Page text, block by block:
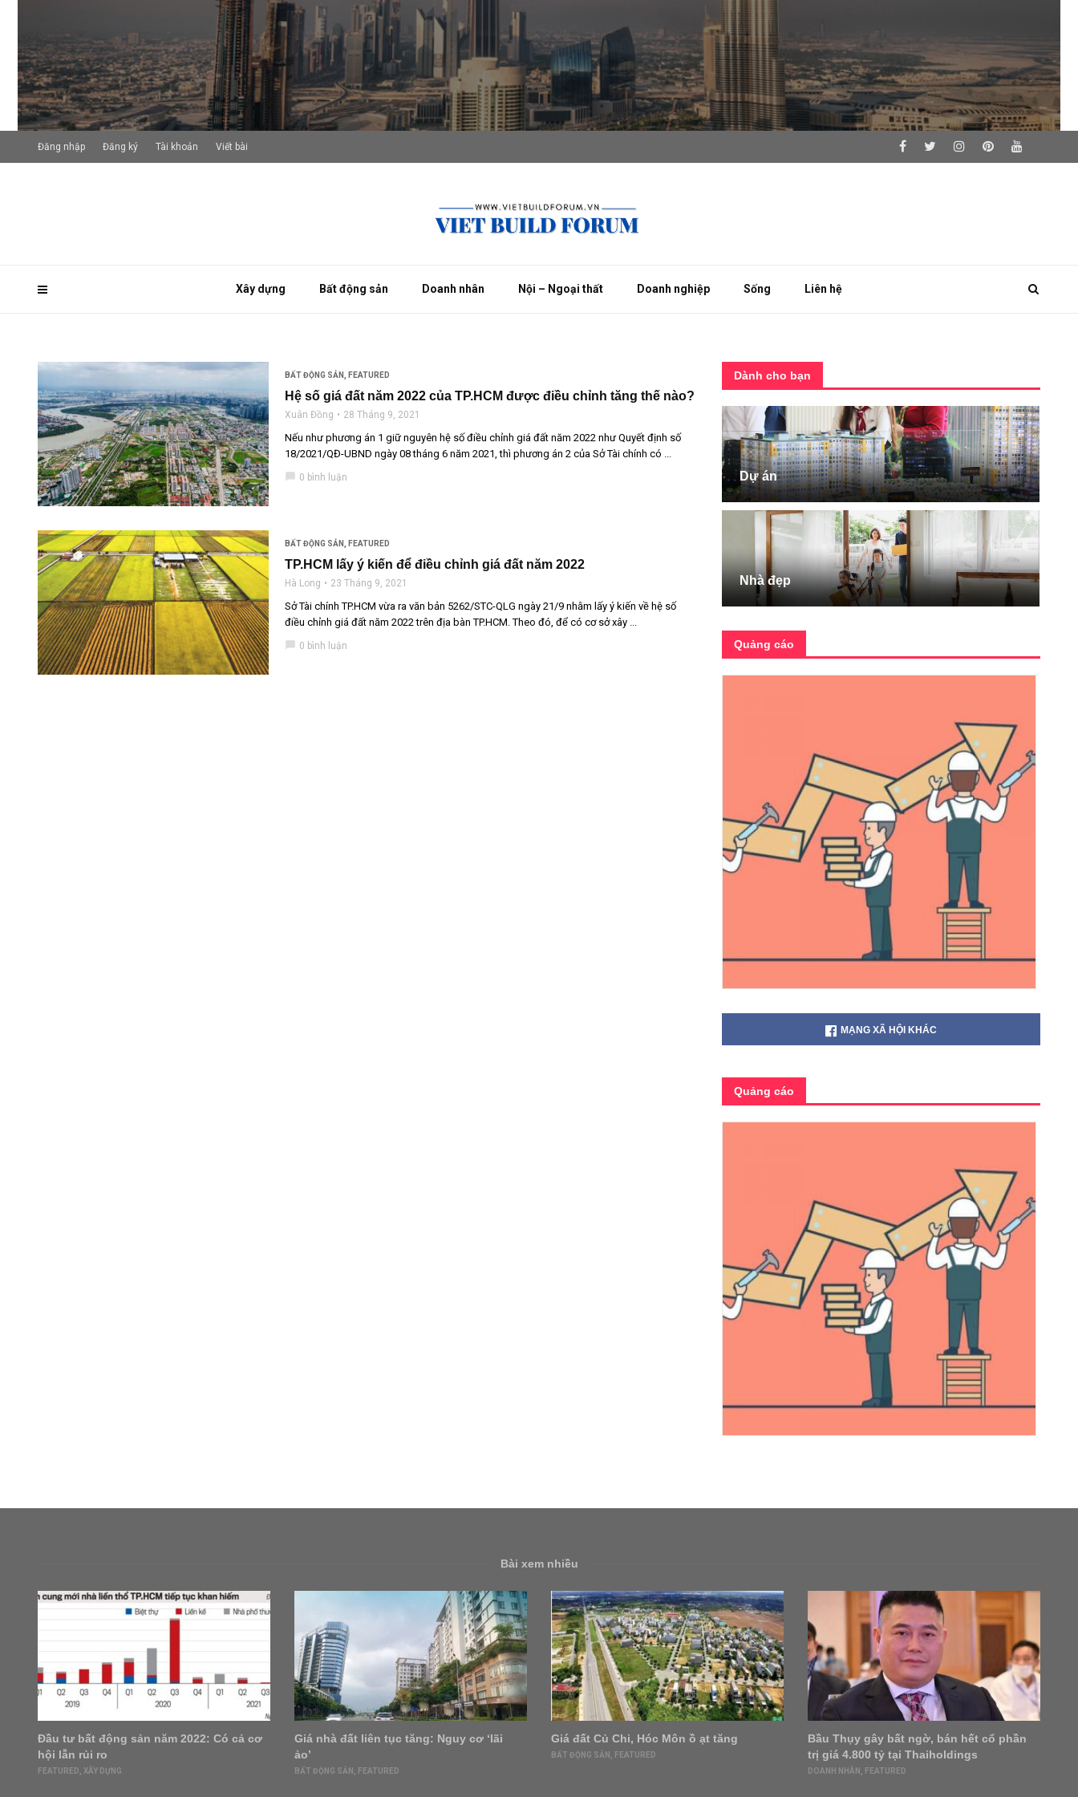
Xây dựng Bất động sản Doanh nhân Nội – Ngoại thất Doanh nghiệp Sống Liên hệ
Đăng nhập Đăng ký Tài khoản Viết bài
BẤT ĐỘNG SẢN FEATURED
Hệ số giá đất năm 2022 của TP.HCM được điều chỉnh tăng thế nào?
Xuân Đồng 28 Tháng 9, 2021
Nếu như phương án 1 giữ nguyên hệ số điều chỉnh giá đất năm 2022 như Quyết định số
18/2021/QĐ-UBND ngày 08 tháng 6 năm 2021, thì phương án 2 của Sở Tài chính có ...
0 bình luận
BẤT ĐỘNG SẢN FEATURED
TP.HCM lấy ý kiến để điều chỉnh giá đất năm 2022
Hà Long 23 Tháng 9, 2021
Sở Tài chính TP.HCM vừa ra văn bản 5262/STC-QLG ngày 21/9 nhằm lấy ý kiến về hệ số
điều chỉnh giá đất năm 2022 trên địa bàn TP.HCM. Theo đó, để có cơ sở xây ...
0 bình luận
Dành cho bạn
Dự án
Nhà đẹp
Quảng cáo
MẠNG XÃ HỘI KHÁC
Quảng cáo
Bài xem nhiều
Đầu tư bất động sản năm 2022: Có cả cơ
hội lẫn rủi ro
FEATURED XÂY DỰNG
Giá nhà đất liên tục tăng: Nguy cơ ‘lãi
ảo’
BẤT ĐỘNG SẢN FEATURED
Giá đất Củ Chi, Hóc Môn ồ ạt tăng
BẤT ĐỘNG SẢN FEATURED
Bầu Thụy gây bất ngờ, bán hết cổ phần
trị giá 4.800 tỷ tại Thaiholdings
DOANH NHÂN FEATURED